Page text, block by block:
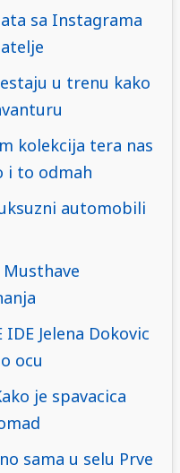
sa Instagrama
u trenu kako
kolekcija tera nas
i to odmah
automobili
Jelena Dokovic
ocu
je spavacica
sama u selu Prve